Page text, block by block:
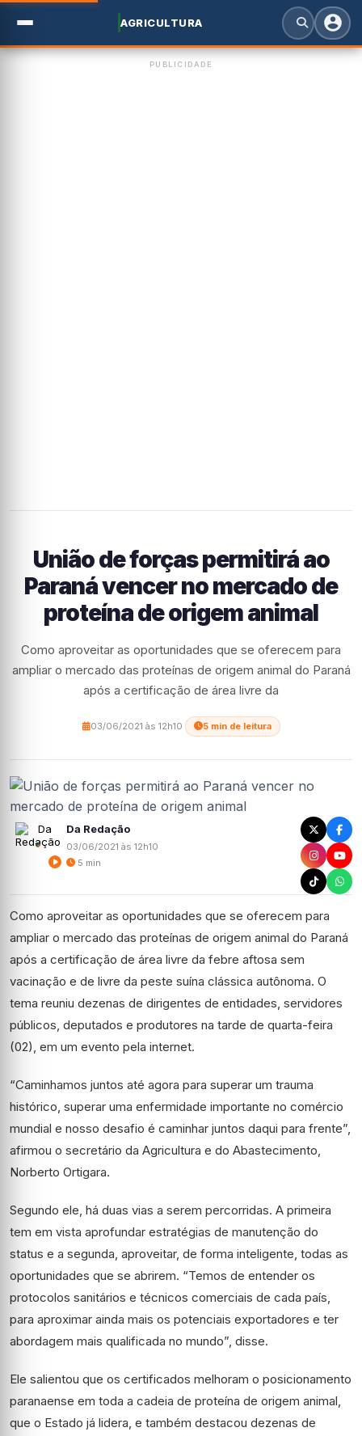
AGRICULTURA
PUBLICIDADE
União de forças permitirá ao
Paraná vencer no mercado de
proteína de origem animal
Como aproveitar as oportunidades que se oferecem para
ampliar o mercado das proteínas de origem animal do Paraná
após a certificação de área livre da
03/06/2021 às 12h10 5 min de leitura
Da Redação
03/06/2021 às 12h10
5 min
Como aproveitar as oportunidades que se oferecem para
ampliar o mercado das proteínas de origem animal do Paraná
após a certificação de área livre da febre aftosa sem
vacinação e de livre da peste suína clássica autônoma. O
tema reuniu dezenas de dirigentes de entidades, servidores
públicos, deputados e produtores na tarde de quarta-feira
(02), em um evento pela internet.
“Caminhamos juntos até agora para superar um trauma
histórico, superar uma enfermidade importante no comércio
mundial e nosso desafio é caminhar juntos daqui para frente”,
afirmou o secretário da Agricultura e do Abastecimento,
Norberto Ortigara.
Segundo ele, há duas vias a serem percorridas. A primeira
tem em vista aprofundar estratégias de manutenção do
status e a segunda, aproveitar, de forma inteligente, todas as
oportunidades que se abrirem. “Temos de entender os
protocolos sanitários e técnicos comerciais de cada país,
para aproximar ainda mais os potenciais exportadores e ter
abordagem mais qualificada no mundo”, disse.
Ele salientou que os certificados melhoram o posicionamento
paranaense em toda a cadeia de proteína de origem animal,
que o Estado já lidera, e também destacou dezenas de